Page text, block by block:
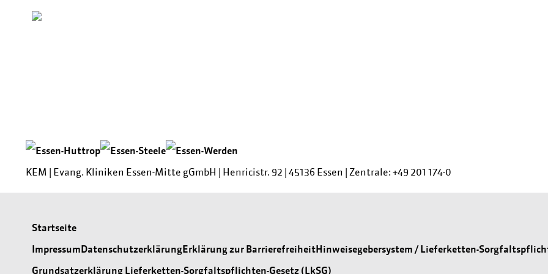
KEM | Evang. Kliniken Essen-Mitte gGmbH | Henricistr. 92 | 45136 Essen | Zentrale: +49 201 174-0
Startseite
ImpressumDatenschutzerklärungErklärung zur BarrierefreiheitHinweisegebersystem / Lieferketten-
Grundsatzerklärung Lieferketten-Sorgfaltspflichten-Gesetz (LkSG)